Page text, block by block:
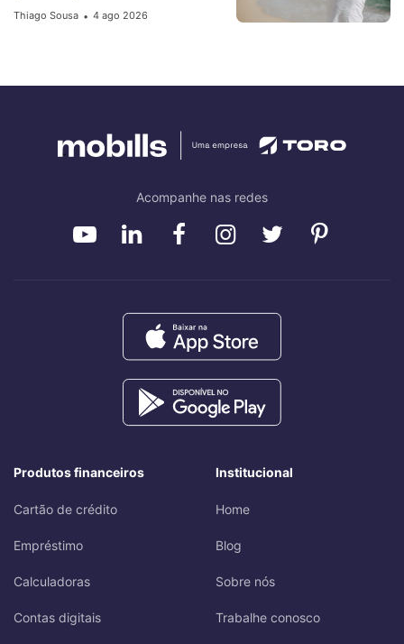
Thiago Sousa • 4 ago 2026
Acompanhe nas redes
Produtos financeiros
Cartão de crédito
Empréstimo
Calculadoras
Contas digitais
Institucional
Home
Blog
Sobre nós
Trabalhe conosco